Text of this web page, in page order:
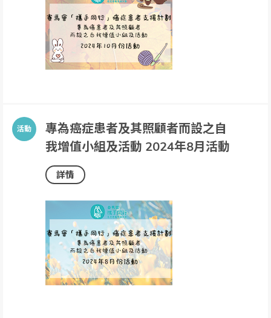
專為癌症患者及其照顧者而設之自
我增值小組及活動 2024年8月活動
詳情